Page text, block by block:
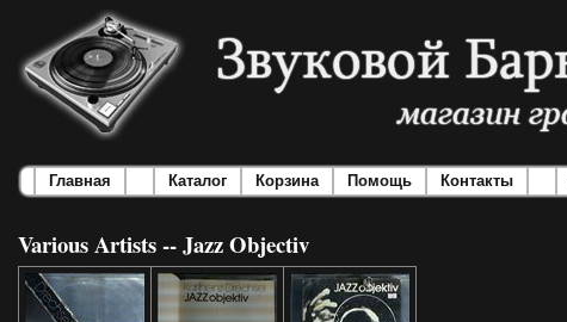
Главная Каталог Корзина Помощь Контакты
Various Artists -- Jazz Objectiv